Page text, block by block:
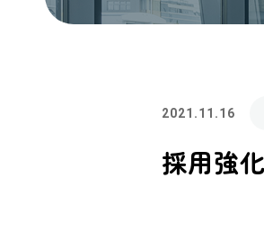
2021.11.16
採用強